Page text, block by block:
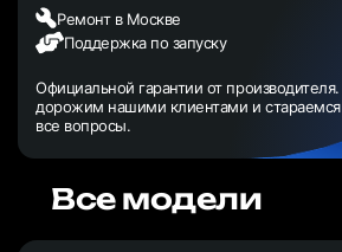
Ремонт в Москве
Поддержка по запуску
Официальной гарантии от
дорожим нашими клиентами и
все вопросы.
Все модели